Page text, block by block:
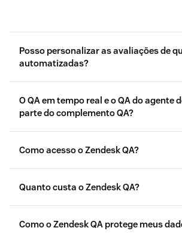
Posso personalizar as avaliações de
automatizadas?
O QA em tempo real e o QA do agente
parte do complemento QA?
Como acesso o Zendesk QA?
Quanto custa o Zendesk QA?
aqui
Como o Zendesk QA protege meus